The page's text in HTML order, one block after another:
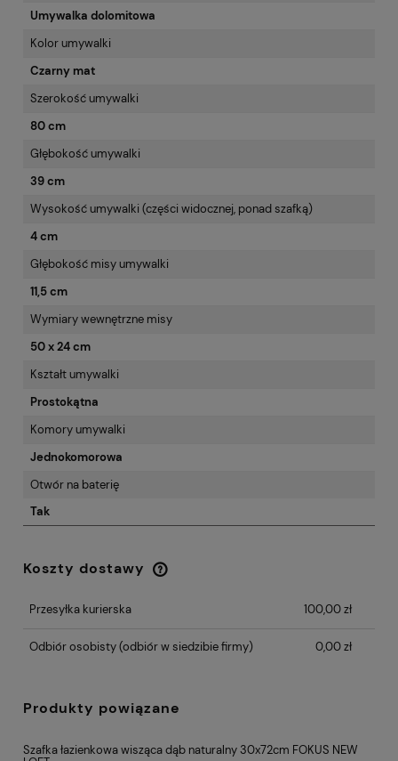
Umywalka dolomitowa
Kolor umywalki
Czarny mat
Szerokość umywalki
80 cm
Głębokość umywalki
39 cm
Wysokość umywalki (części widocznej, ponad szafką)
4 cm
Głębokość misy umywalki
11,5 cm
Wymiary wewnętrzne misy
50 x 24 cm
Kształt umywalki
Prostokątna
Komory umywalki
Jednokomorowa
Otwór na baterię
Tak
Koszty dostawy
Cena nie zawiera ewentualnych kosztów
Przesyłka kurierska
100,00 zł
Odbiór osobisty(odbiór w siedzibie firmy) 0,00 zł
Produkty powiązane
Szafka łazienkowa wisząca dąb naturalny 30x72cm FOKUS NEW